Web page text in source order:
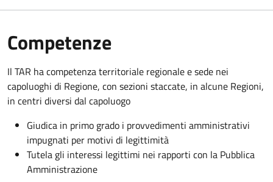
Competenze
Il TAR ha competenza territoriale regionale e sede nei
capoluoghi di Regione, con sezioni staccate, in alcune Regioni,
in centri diversi dal capoluogo
Giudica in primo grado i provvedimenti amministrativi
impugnati per motivi di legittimità
Tutela gli interessi legittimi nei rapporti con la Pubblica
Amministrazione